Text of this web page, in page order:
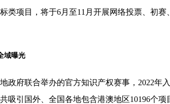
类项目，将于6月至11月开展网络投票、初
域曝光
政府联合举办的官方知识产权赛事，2022年
吸引国外、全国各地包含港澳地区10196个项